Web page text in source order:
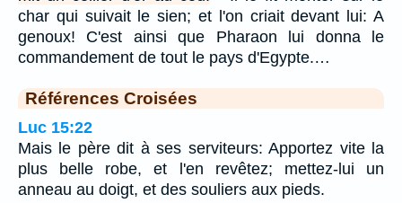
char qui suivait le sien; et l'on criait devant lui: A
genoux! C'est ainsi que Pharaon lui donna le
commandement de tout le pays d'Egypte.…
Références Croisées
Luc 15:22
Mais le père dit à ses serviteurs: Apportez vite la
plus belle robe, et l'en revêtez; mettez-lui un
anneau au doigt, et des souliers aux pieds.